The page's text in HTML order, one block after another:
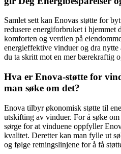
Samlet sett kan Enovas støtte for
redusere energiforbruket i hjemmet
komforten og verdien på
energieffektive vinduer og dra nytte
du ta skritt mot en mer bærekraftig
Hva er Enova-støtte for
man søke om det?
Enova tilbyr økonomisk støtte til
utskifting av vinduer. For å søke
sørge for at vinduene oppfyller
kvalitet. Deretter kan man fylle ut
og følge retningslinjene for å få